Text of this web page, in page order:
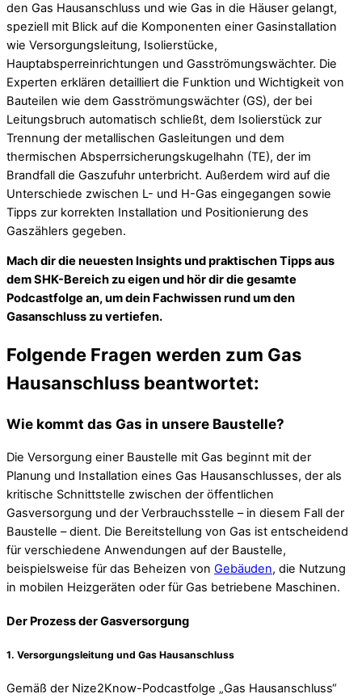
den Gas Hausanschluss und wie Gas in die Häuser gelangt,
speziell mit Blick auf die Komponenten einer Gasinstallation
wie Versorgungsleitung, Isolierstücke,
Hauptabsperreinrichtungen und Gasströmungswächter. Die
Experten erklären detailliert die Funktion und Wichtigkeit von
Bauteilen wie dem Gasströmungswächter (GS), der bei
Leitungsbruch automatisch schließt, dem Isolierstück zur
Trennung der metallischen Gasleitungen und dem
thermischen Absperrsicherungskugelhahn (TE), der im
Brandfall die Gaszufuhr unterbricht. Außerdem wird auf die
Unterschiede zwischen L- und H-Gas eingegangen sowie
Tipps zur korrekten Installation und Positionierung des
Gaszählers gegeben.
Mach dir die neuesten Insights und praktischen Tipps aus
dem SHK-Bereich zu eigen und hör dir die gesamte
Podcastfolge an, um dein Fachwissen rund um den
Gasanschluss zu vertiefen.
Folgende Fragen werden zum Gas
Hausanschluss beantwortet:
Wie kommt das Gas in unsere Baustelle?
Die Versorgung einer Baustelle mit Gas beginnt mit der
Planung und Installation eines Gas Hausanschlusses, der als
kritische Schnittstelle zwischen der öffentlichen
Gasversorgung und der Verbrauchsstelle – in diesem Fall der
Baustelle – dient. Die Bereitstellung von Gas ist entscheidend
für verschiedene Anwendungen auf der Baustelle,
beispielsweise für das Beheizen von Gebäuden, die Nutzung
in mobilen Heizgeräten oder für Gas betriebene Maschinen.
Der Prozess der Gasversorgung
1. Versorgungsleitung und Gas Hausanschluss
Gemäß der Nize2Know-Podcastfolge „Gas Hausanschluss“